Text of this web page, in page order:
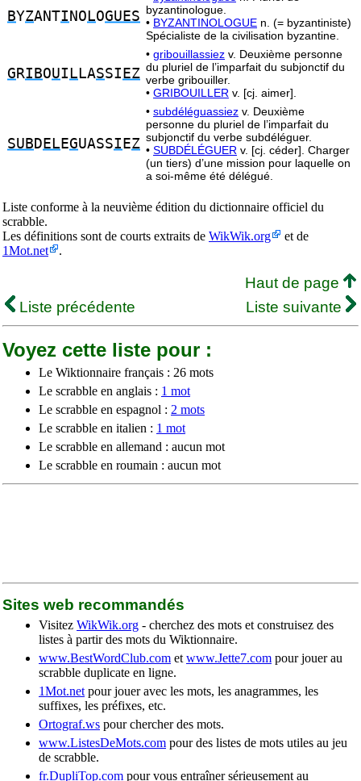
BYZANTI NO LOGUES byzantinologue.
• BYZANTINOLOGUE n. (= byzantiniste)
Spécialiste de la civilisation byzantine.
G RIBOUI L LASSI EZ
• gribouillassiez v. Deuxième personne
du pluriel de l’imparfait du subjonctif du
verbe gribouiller.
• GRIBOUILLER v. [cj. aimer].
SUB D EL EGUASSI EZ
• subdéléguassiez v. Deuxième
personne du pluriel de l’imparfait du
subjonctif du verbe subdéléguer.
• SUBDÉLÉGUER v. [cj. céder]. Charger
(un tiers) d’une mission pour laquelle on
a soi-même été délégué.
Liste conforme à la neuvième édition du dictionnaire officiel du
scrabble.
Les définitions sont de courts extraits de WikWik.org
et de
1Mot.net
.
Haut de page
Liste précédente
Liste suivante
Voyez cette liste pour :
Le Wiktionnaire français : 26 mots
Le scrabble en anglais : 1 mot
Le scrabble en espagnol : 2 mots
Le scrabble en italien : 1 mot
Le scrabble en allemand : aucun mot
Le scrabble en roumain : aucun mot
Sites web recommandés
Visitez WikWik.org - cherchez des mots et construisez des
listes à partir des mots du Wiktionnaire.
www.BestWordClub.com et www.Jette7.com pour jouer au
scrabble duplicate en ligne.
1Mot.net pour jouer avec les mots, les anagrammes, les
suffixes, les préfixes, etc.
Ortograf.ws pour chercher des mots.
www.ListesDeMots.com pour des listes de mots utiles au jeu
de scrabble.
fr.DupliTop.com pour vous entraîner sérieusement au